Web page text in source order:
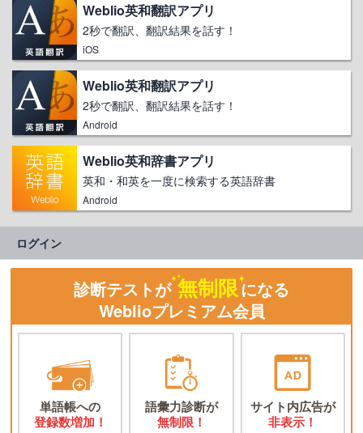
Weblio英和翻訳アプリ
2秒で翻訳、翻訳結果を話す！
iOS
Weblio英和翻訳アプリ
2秒で翻訳、翻訳結果を話す！
Android
Weblio英和辞書アプリ
英和・和英を一度に検索する英語辞書
Android
ログイン
診断テストが 無制限になる
Weblioプレミアム会員
単語帳への
登録数増加！
語彙力診断が
無制限！
サイト内広告が
非表示！